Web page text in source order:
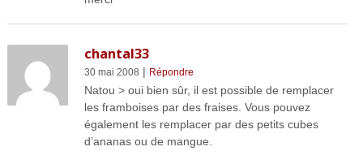
chantal33
30 mai 2008 | Répondre
Natou > oui bien sûr, il est possible de remplacer
les framboises par des fraises. Vous pouvez
également les remplacer par des petits cubes
d’ananas ou de mangue.